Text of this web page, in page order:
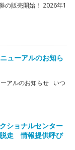
の販売開始！ 2026年1
ューアルのお知ら
アルのお知らせ いつ
ショナルセンター
走 情報提供呼び